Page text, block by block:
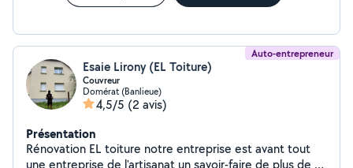
Auto-entrepreneur
Esaie Lirony (EL Toiture)
Couvreur
Domérat (Banlieue)
4,5/5 (2 avis)
Présentation
Rénovation EL toiture notre entreprise est avant tout
une entreprise de l'artisanat un savoir-faire de plus de 10